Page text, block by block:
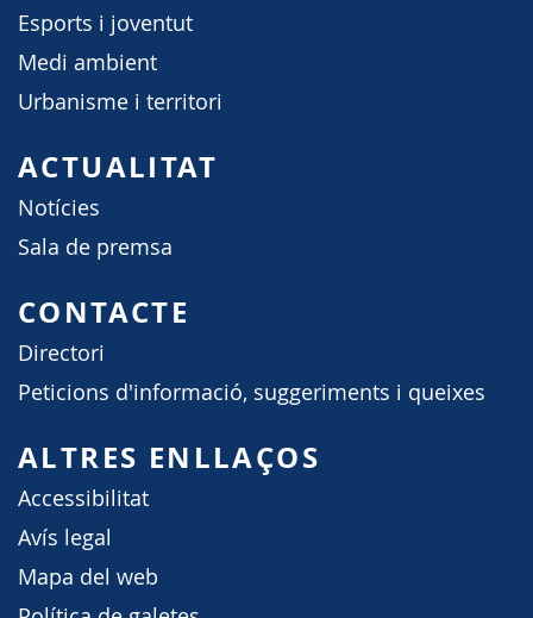
Esports i joventut
Medi ambient
Urbanisme i territori
ACTUALITAT
Notícies
Sala de premsa
CONTACTE
Directori
Peticions d'informació, suggeriments i queixes
ALTRES ENLLAÇOS
Accessibilitat
Avís legal
Mapa del web